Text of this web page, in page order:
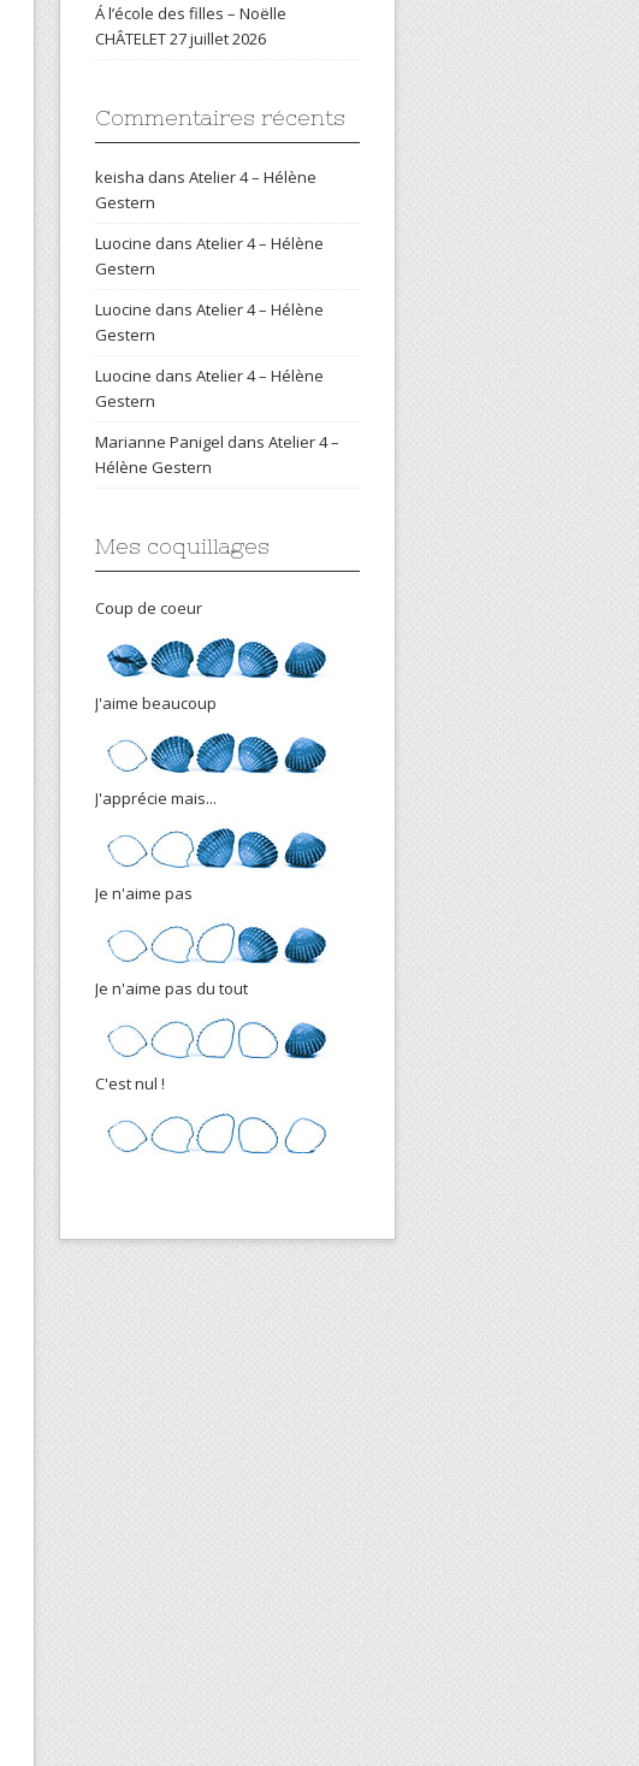
Á l’école des filles – Noëlle
CHÂTELET27 juillet 2026
Commentaires récents
keisha dans Atelier 4 – Hélène
Gestern
Luocine dans Atelier 4 – Hélène
Gestern
Luocine dans Atelier 4 – Hélène
Gestern
Luocine dans Atelier 4 – Hélène
Gestern
Marianne Panigel dans Atelier 4 –
Hélène Gestern
Mes coquillages
Coup de coeur
J'aime beaucoup
J'apprécie mais...
Je n'aime pas
Je n'aime pas du tout
C'est nul !